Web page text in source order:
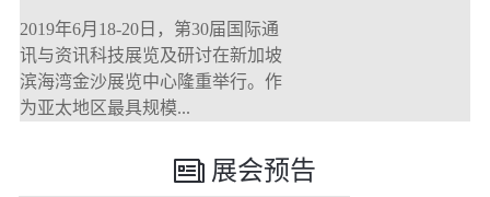
CommunicAsia 2019
2019年6月18-20日，第30届国际通
讯与资讯科技展览及研讨在新加坡
滨海湾金沙展览中心隆重举行。作
为亚太地区最具规模...
展会预告